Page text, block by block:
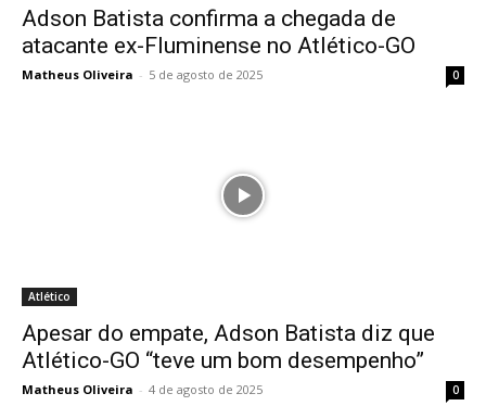
Adson Batista confirma a chegada de
atacante ex-Fluminense no Atlético-GO
Matheus Oliveira - 5 de agosto de 2025 0
Atlético
Apesar do empate, Adson Batista diz que
Atlético-GO “teve um bom desempenho”
Matheus Oliveira - 4 de agosto de 2025 0